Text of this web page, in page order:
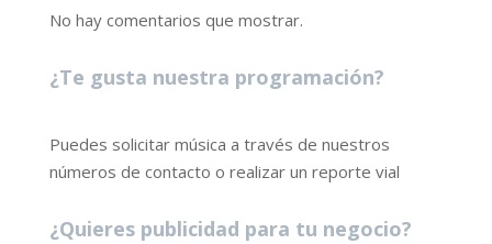
No hay comentarios que mostrar.
¿Te gusta nuestra programación?
Puedes solicitar música a través de nuestros
números de contacto o realizar un reporte vial
¿Quieres publicidad para tu negocio?